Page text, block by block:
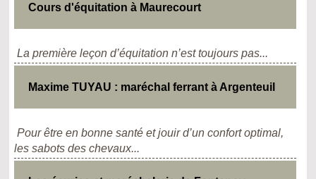
Cours d'équitation à Maurecourt
La première leçon d’équitation n’est toujours pas...
Maxime TUYAU : maréchal ferrant à Argenteuil
Pour être en bonne santé et jouir d’un confort optimal,
les sabots des chevaux...